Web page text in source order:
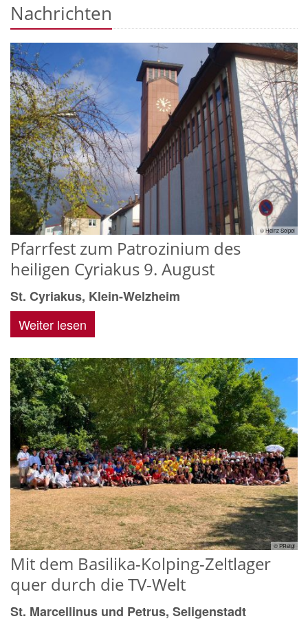
Nachrichten
© Heinz Seipel
Pfarrfest zum Patrozinium des
heiligen Cyriakus 9. August
St. Cyriakus, Klein-Welzheim
Weiter lesen
© PReigl
Mit dem Basilika-Kolping-Zeltlager
quer durch die TV-Welt
St. Marcellinus und Petrus, Seligenstadt